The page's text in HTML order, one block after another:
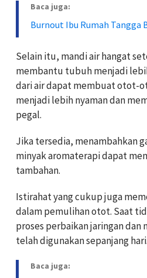
Baca juga:
Burnout Ibu Rumah Tangga
Selain itu, mandi air hangat
membantu tubuh menjadi
dari air dapat membuat otot-
menjadi lebih nyaman dan
pegal.
Jika tersedia, menambahkan
minyak aromaterapi dapat
tambahan.
Istirahat yang cukup juga
dalam pemulihan otot. Saat
proses perbaikan jaringan dan
telah digunakan sepanjang hari.
Baca juga: